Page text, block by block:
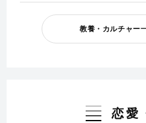
教養・カルチャー
恋愛